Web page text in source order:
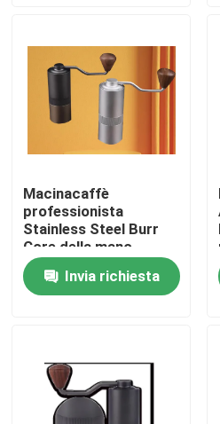
Circa noi
Giro della fabbrica
Controllo di qualità
Contattici
Smerigliatrice del chicco
Burr Coffee Grinder
Macinacaffè
professionista
Stainless Steel Burr
Core della mano
Invia richiesta